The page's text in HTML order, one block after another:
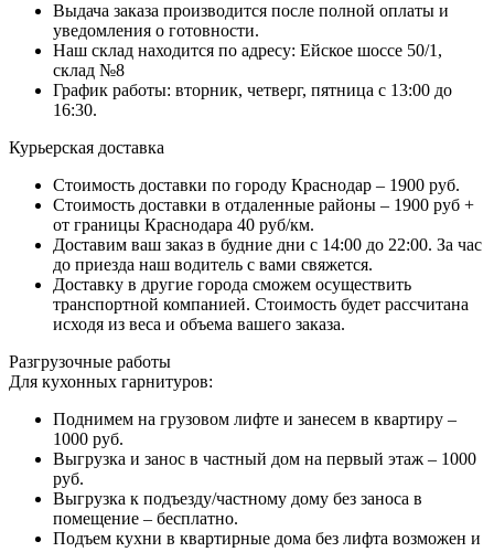
Выдача заказа производится после полной оплаты и
уведомления о готовности.
Наш склад находится по адресу: Ейское шоссе 50/1,
склад №8
График работы: вторник, четверг, пятница с 13:00 до
16:30.
Курьерская доставка
Стоимость доставки по городу Краснодар – 1900 руб.
Стоимость доставки в отдаленные районы – 1900 руб +
от границы Краснодара 40 руб/км.
Доставим ваш заказ в будние дни с 14:00 до 22:00. За час
до приезда наш водитель с вами свяжется.
Доставку в другие города сможем осуществить
транспортной компанией. Стоимость будет рассчитана
исходя из веса и объема вашего заказа.
Разгрузочные работы
Для кухонных гарнитуров:
Поднимем на грузовом лифте и занесем в квартиру –
1000 руб.
Выгрузка и занос в частный дом на первый этаж – 1000
руб.
Выгрузка к подъезду/частному дому без заноса в
помещение – бесплатно.
Подъем кухни в квартирные дома без лифта возможен и